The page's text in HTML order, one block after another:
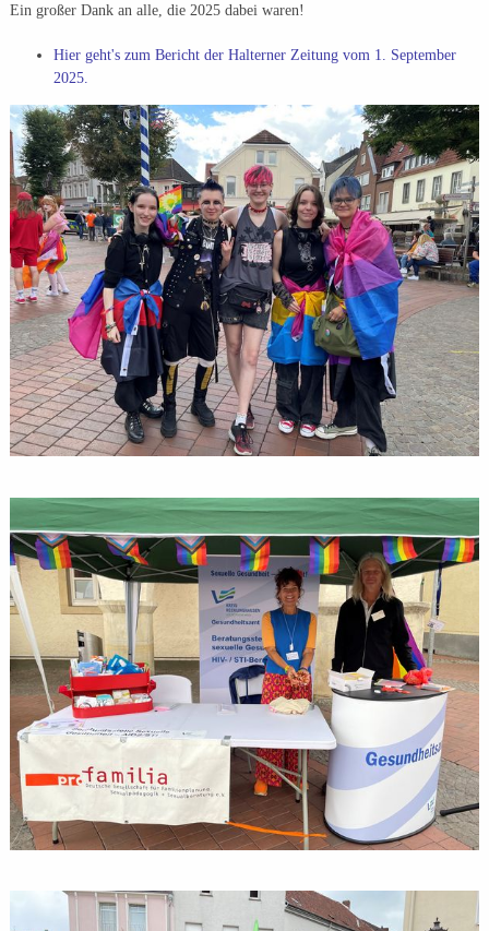
Ein großer Dank an alle, die 2025 dabei waren!
Hier geht's zum Bericht der Halterner Zeitung vom 1. September
2025.